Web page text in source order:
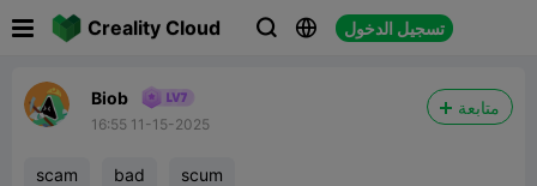
Creality Cloud   تسجيل الدخول
Biob
16:55 11-15-2025
متابعة
scam bad scum